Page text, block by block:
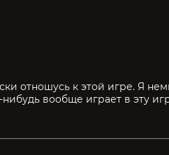
отношусь к этой игре. Я
вообще играет в эту